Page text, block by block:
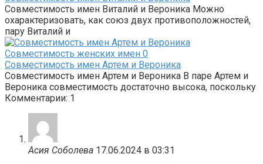
Совместимость имен Виталий и Вероника Можно
охарактеризовать, как союз двух противоположностей,
пару Виталий и
Совместимость женских имен 0
Совместимость имен Артем и Вероника
Совместимость имен Артем и Вероника В паре Артем и
Вероника совместимость достаточно высока, поскольку
Комментарии: 1
Асия Соболева 17.06.2024 в 03:31